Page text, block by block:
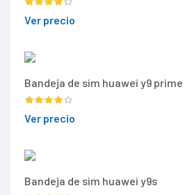
Ver precio
Bandeja de sim huawei y9 prime
Ver precio
Bandeja de sim huawei y9s